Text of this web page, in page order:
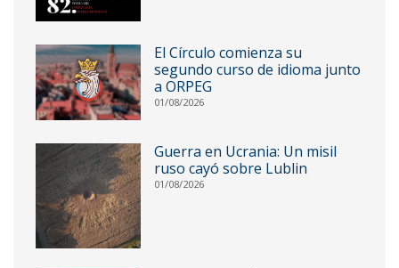
El Círculo comienza su
segundo curso de idioma junto
a ORPEG
01/08/2026
Guerra en Ucrania: Un misil
ruso cayó sobre Lublin
01/08/2026